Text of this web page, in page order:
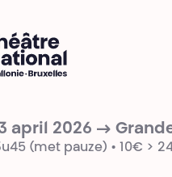
april 2026 →
(met pauze) • 10€ >